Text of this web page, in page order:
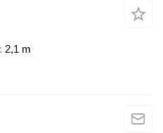
2,1 m